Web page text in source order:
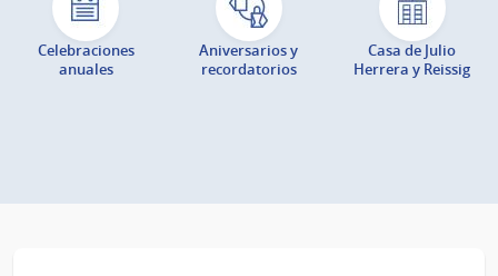
Celebraciones
anuales
Aniversarios y
recordatorios
Casa de Julio
Herrera y Reissig